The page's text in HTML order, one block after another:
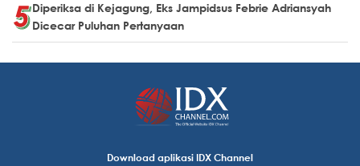
Diperiksa di Kejagung, Eks Jampidsus Febrie Adriansyah
Dicecar Puluhan Pertanyaan
Download aplikasi IDX Channel